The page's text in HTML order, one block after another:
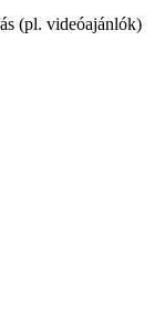
(pl. videóajánlók)